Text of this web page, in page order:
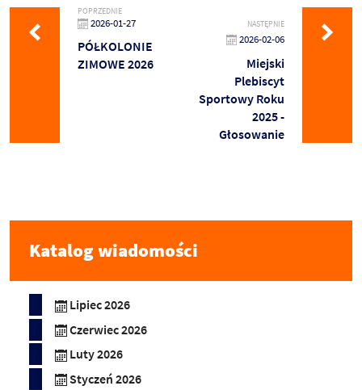
POPRZEDNIE
2026-01-27
PÓŁKOLONIE
ZIMOWE 2026
NASTĘPNIE
2026-02-06
Miejski
Plebiscyt
Sportowy Roku
2025 -
Głosowanie
Katalog wiadomości
Lipiec 2026
Czerwiec 2026
Luty 2026
Styczeń 2026